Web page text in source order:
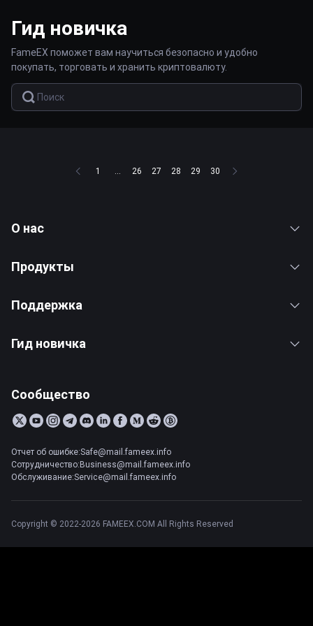
Гид новичка
FameEX поможет вам научиться безопасно и удобно
покупать, торговать и хранить криптовалюту.
1 ... 26 27 28 29 30
О нас
Продукты
Поддержка
Гид новичка
Сообщество
Отчет об ошибке:Safe@mail.fameex.info
Сотрудничество:Business@mail.fameex.info
Обслуживание:Service@mail.fameex.info
Copyright © 2022-2026 FAMEEX.COM All Rights Reserved